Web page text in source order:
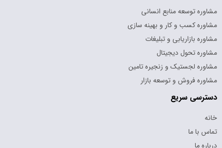
مشاوره توسعه منابع انسانی
مشاوره کسب و کار و بهینه سازی
مشاوره بازاریابی و تبلیغات
مشاوره تحول دیجیتال
مشاوره لجستیک و زنجیره تامین
مشاوره فروش و توسعه بازار
دسترسی سریع
خانه
تماس با ما
درباره ما